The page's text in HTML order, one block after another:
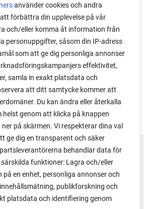
använder cookies och andra
förbättra din upplevelse på vår
och/eller komma åt information från
personuppgifter, såsom din IP-adress
som att ge dig personliga annonser
effektivitet,
samla in exakt platsdata och
att ditt samtycke kommer att
Du kan ändra eller återkalla
genom att klicka på knappen
på skärmen. Vi respekterar dina val
ge dig en transparent och säker
behandlar data för
funktioner: Lagra och/eller
en enhet, personliga annonser och
publikforskning och
platsdata och identifiering genom
tillsammans med andra växter.
odla mycket i på liten yta.
FACEBOOK
YOUTUBE